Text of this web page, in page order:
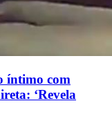
íntimo com
‘Revela